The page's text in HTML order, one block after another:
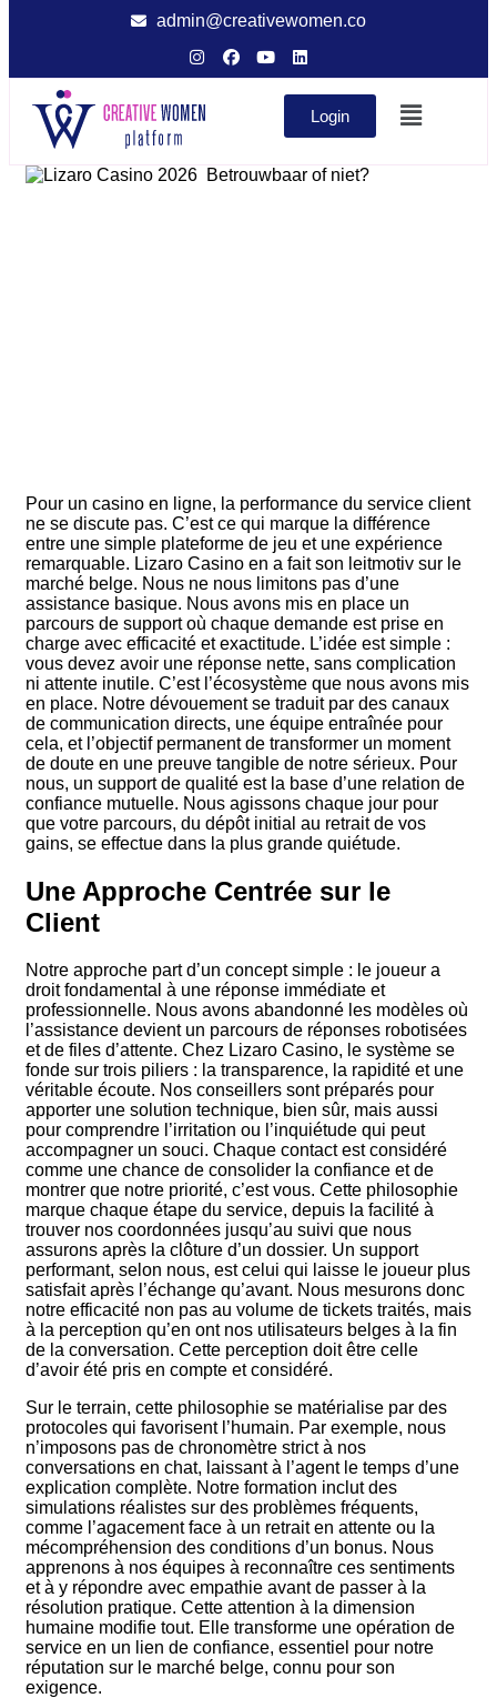
admin@creativewomen.co
Login
Pour un casino en ligne, la performance du service client
ne se discute pas. C’est ce qui marque la différence
entre une simple plateforme de jeu et une expérience
remarquable. Lizaro Casino en a fait son leitmotiv sur le
marché belge. Nous ne nous limitons pas d’une
assistance basique. Nous avons mis en place un
parcours de support où chaque demande est prise en
charge avec efficacité et exactitude. L’idée est simple :
vous devez avoir une réponse nette, sans complication
ni attente inutile. C’est l’écosystème que nous avons mis
en place. Notre dévouement se traduit par des canaux
de communication directs, une équipe entraînée pour
cela, et l’objectif permanent de transformer un moment
de doute en une preuve tangible de notre sérieux. Pour
nous, un support de qualité est la base d’une relation de
confiance mutuelle. Nous agissons chaque jour pour
que votre parcours, du dépôt initial au retrait de vos
gains, se effectue dans la plus grande quiétude.
Une Approche Centrée sur le
Client
Notre approche part d’un concept simple : le joueur a
droit fondamental à une réponse immédiate et
professionnelle. Nous avons abandonné les modèles où
l’assistance devient un parcours de réponses robotisées
et de files d’attente. Chez Lizaro Casino, le système se
fonde sur trois piliers : la transparence, la rapidité et une
véritable écoute. Nos conseillers sont préparés pour
apporter une solution technique, bien sûr, mais aussi
pour comprendre l’irritation ou l’inquiétude qui peut
accompagner un souci. Chaque contact est considéré
comme une chance de consolider la confiance et de
montrer que notre priorité, c’est vous. Cette philosophie
marque chaque étape du service, depuis la facilité à
trouver nos coordonnées jusqu’au suivi que nous
assurons après la clôture d’un dossier. Un support
performant, selon nous, est celui qui laisse le joueur plus
satisfait après l’échange qu’avant. Nous mesurons donc
notre efficacité non pas au volume de tickets traités, mais
à la perception qu’en ont nos utilisateurs belges à la fin
de la conversation. Cette perception doit être celle
d’avoir été pris en compte et considéré.
Sur le terrain, cette philosophie se matérialise par des
protocoles qui favorisent l’humain. Par exemple, nous
n’imposons pas de chronomètre strict à nos
conversations en chat, laissant à l’agent le temps d’une
explication complète. Notre formation inclut des
simulations réalistes sur des problèmes fréquents,
comme l’agacement face à un retrait en attente ou la
mécompréhension des conditions d’un bonus. Nous
apprenons à nos équipes à reconnaître ces sentiments
et à y répondre avec empathie avant de passer à la
résolution pratique. Cette attention à la dimension
humaine modifie tout. Elle transforme une opération de
service en un lien de confiance, essentiel pour notre
réputation sur le marché belge, connu pour son
exigence.